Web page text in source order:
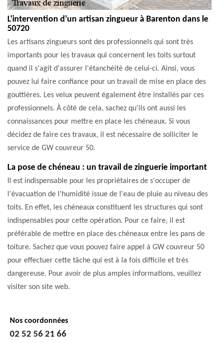
L'intervention d'un artisan zingueur à Barenton dans le
50720
Les artisans zingueurs sont des professionnels qui sont très
importants pour les travaux qui concernent les toits surtout
quand il s'agit d'assurer l'étanchéité de celui-ci. Ainsi, vous
pouvez lui faire confiance pour un travail de mise en place des
gouttières. Les velux peuvent également être installés par ces
professionnels. À côté de cela, sachez qu'ils ont aussi les
connaissances pour mettre en place les chéneaux. Si vous
décidez de faire ces travaux, il est nécessaire de solliciter le
service de GW couvreur 50.
La pose de chéneau : un travail de zinguerie important
Il est indispensable pour les propriétaires de s'occuper de
l'évacuation de l'humidité issue de l'eau de pluie au niveau des
toits. En effet, les chéneaux constituent les structures qui sont
indispensables pour cette opération. Pour ce faire, il est
préférable de mettre en place des chéneaux entre les pans de
toiture. Sachez que vous pouvez faire appel à GW couvreur 50
pour effectuer cette tâche qui est à la fois difficile et très
dangereuse. Pour avoir de plus amples informations, veuillez
visiter son site web.
Nos coordonnées
02 52 56 21 66